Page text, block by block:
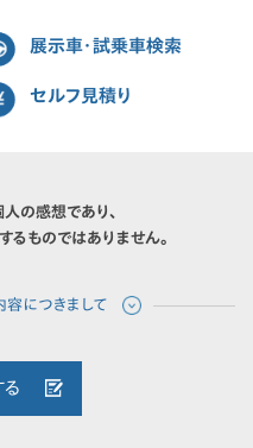
展示車・試乗車検索
セルフ見積り
の感想であり、
るものではありません。